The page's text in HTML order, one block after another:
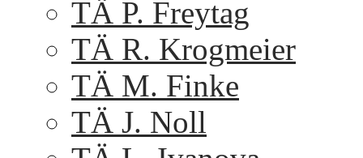
TÄ P. Freytag
TÄ R. Krogmeier
TÄ M. Finke
TÄ J. Noll